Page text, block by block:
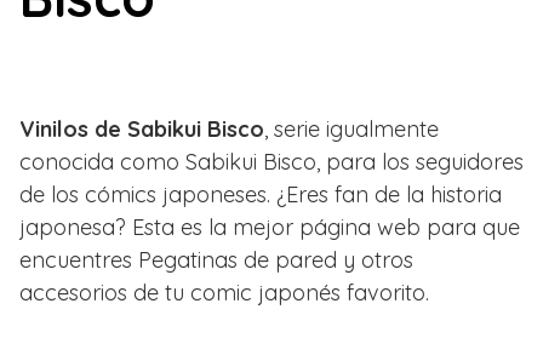
Vinilos de Sabikui Bisco, serie igualmente
conocida como Sabikui Bisco, para los seguidores
de los cómics japoneses. ¿Eres fan de la historia
japonesa? Esta es la mejor página web para que
encuentres Pegatinas de pared y otros
accesorios de tu comic japonés favorito.